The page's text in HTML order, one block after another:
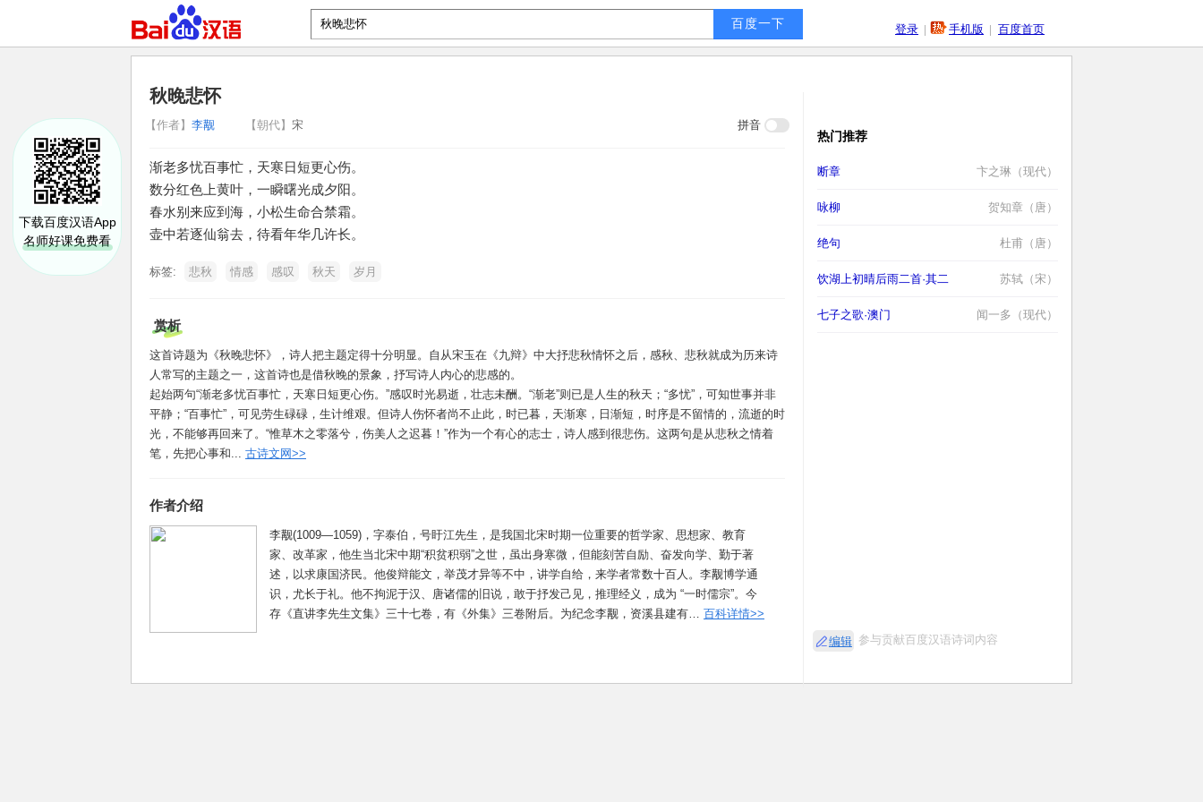
登录 | 手机版 | 百度首页
下载百度汉语App
名师好课免费看
秋晚悲怀
【作者】 李觏 【朝代】 宋 拼音
渐老多忧百事忙，天寒日短更心伤。
数分红色上黄叶，一瞬曙光成夕阳。
春水别来应到海，小松生命合禁霜。
壶中若逐仙翁去，待看年华几许长。
标签: 悲秋 情感 感叹 秋天 岁月
赏析
这首诗题为《秋晚悲怀》，诗人把主题定得十分明显。自从宋玉在《九辩》中大抒悲秋情怀之后，感秋、悲秋就成为历来诗
人常写的主题之一，这首诗也是借秋晚的景象，抒写诗人内心的悲感的。
起始两句“渐老多忧百事忙，天寒日短更心伤。”感叹时光易逝，壮志未酬。“渐老”则已是人生的秋天；“多忧”，可知世事并非
平静；“百事忙”，可见劳生碌碌，生计维艰。但诗人伤怀者尚不止此，时已暮，天渐寒，日渐短，时序是不留情的，流逝的时
光，不能够再回来了。“惟草木之零落兮，伤美人之迟暮！”作为一个有心的志士，诗人感到很悲伤。这两句是从悲秋之情着
笔，先把心事和... 古诗文网>>
作者介绍
李觏(1009—1059)，字泰伯，号盱江先生，是我国北宋时期一位重要的哲学家、思想家、教育
家、改革家，他生当北宋中期“积贫积弱”之世，虽出身寒微，但能刻苦自励、奋发向学、勤于著
述，以求康国济民。他俊辩能文，举茂才异等不中，讲学自给，来学者常数十百人。李觏博学通
识，尤长于礼。他不拘泥于汉、唐诸儒的旧说，敢于抒发己见，推理经义，成为 “一时儒宗”。今
存《直讲李先生文集》三十七卷，有《外集》三卷附后。为纪念李觏，资溪县建有… 百科详情>>
热门推荐
断章 卞之琳（现代）
咏柳 贺知章（唐）
绝句 杜甫（唐）
饮湖上初晴后雨二首·其二 苏轼（宋）
七子之歌·澳门 闻一多（现代）
编辑 参与贡献百度汉语诗词内容